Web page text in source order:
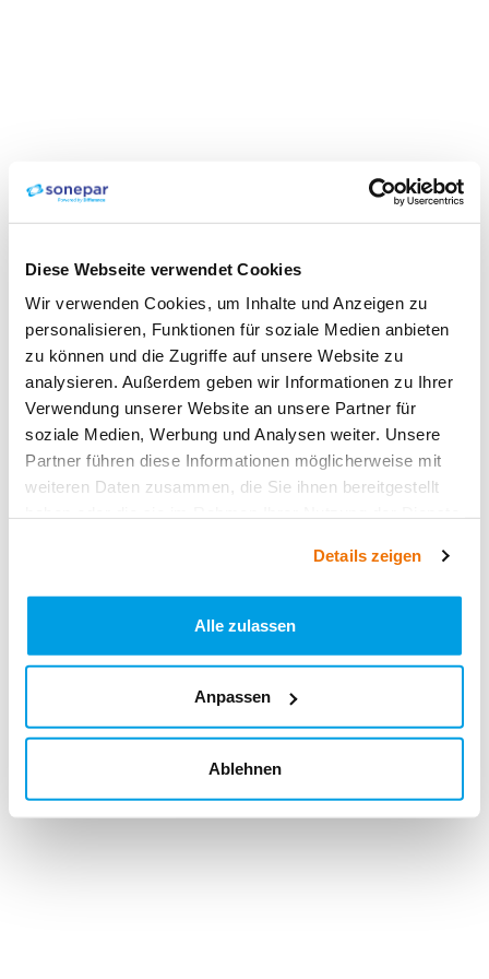
Diese Webseite verwendet Cookies
Wir verwenden Cookies, um Inhalte und Anzeigen zu
personalisieren, Funktionen für soziale Medien anbieten
zu können und die Zugriffe auf unsere Website zu
analysieren. Außerdem geben wir Informationen zu Ihrer
Verwendung unserer Website an unsere Partner für
soziale Medien, Werbung und Analysen weiter. Unsere
Partner führen diese Informationen möglicherweise mit
weiteren Daten zusammen, die Sie ihnen bereitgestellt
Details zeigen
Alle zulassen
Anpassen
Ablehnen